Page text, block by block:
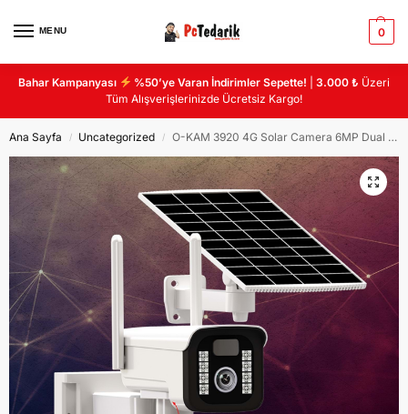
MENU 0
Bahar Kampanyası %50’ye Varan İndirimler Sepette! |3.000 ₺ Üzeri
Tüm Alışverişlerinizde Ücretsiz Kargo!
Ana Sayfa / Uncategorized / O-KAM 3920 4G Solar Camera 6MP Dual Lens Alert PTZ